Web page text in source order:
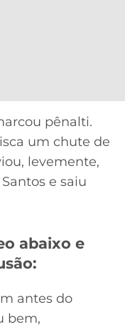
pênalti.
um chute de
levemente,
e saiu
abaixo e
antes do
bem,